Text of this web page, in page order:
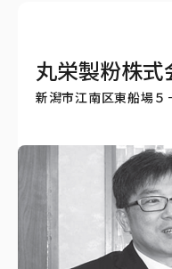
丸栄製粉株式
新潟市江南区東船場５